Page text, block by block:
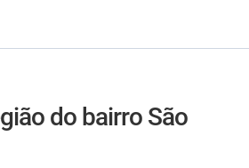
do bairro São